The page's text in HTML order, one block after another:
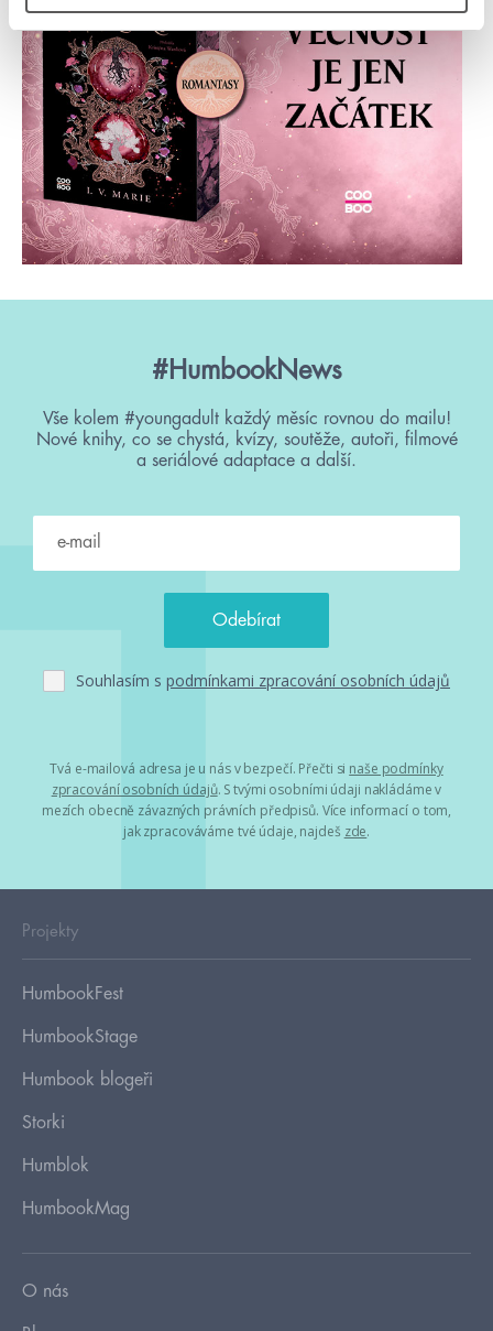
#HumbookNews
Vše kolem #youngadult každý měsíc rovnou do mailu!
Nové knihy, co se chystá, kvízy, soutěže, autoři, filmové
a seriálové adaptace a další.
Souhlasím s podmínkami zpracování osobních údajů
Tvá e-mailová adresa je u nás v bezpečí. Přečti si naše podmínky
zpracování osobních údajů. S tvými osobními údaji nakládáme v
mezích obecně závazných právních předpisů. Více informací o tom,
jak zpracováváme tvé údaje, najdeš zde.
Projekty
HumbookFest
HumbookStage
Humbook blogeři
Storki
Humblok
HumbookMag
O nás